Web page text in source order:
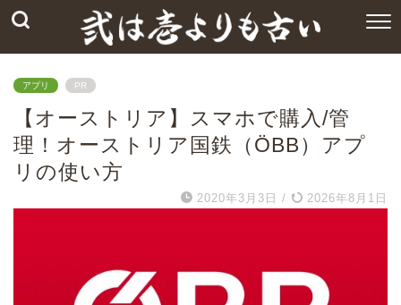
アプリ PR
【オーストリア】スマホで購入/管
理！オーストリア国鉄（ÖBB）アプ
リの使い方
2020年3月3日 / 2026年8月1日